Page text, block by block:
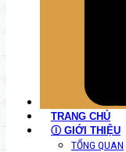
TRANG CHỦ
Ⓘ GIỚI THIỆU
TỔNG QUAN